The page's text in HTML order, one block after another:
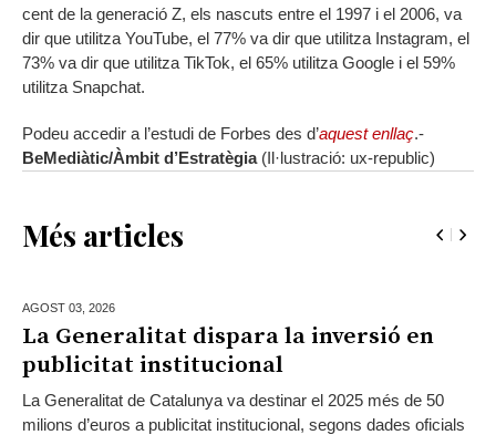
cent de la generació Z, els nascuts entre el 1997 i el 2006, va
dir que utilitza YouTube, el 77% va dir que utilitza Instagram, el
73% va dir que utilitza TikTok, el 65% utilitza Google i el 59%
utilitza Snapchat.
Podeu accedir a l’estudi de Forbes des d’aquest enllaç.-
BeMediàtic/Àmbit d’Estratègia (Il·lustració: ux-republic)
Més articles
AGOST 03, 2026
La Generalitat dispara la inversió en
publicitat institucional
La Generalitat de Catalunya va destinar el 2025 més de 50
milions d’euros a publicitat institucional, segons dades oficials